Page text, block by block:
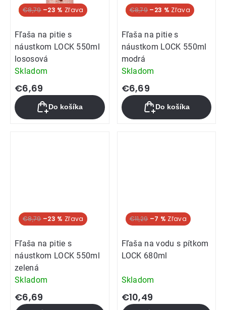
Akcia
€8,79 –23 %
Fľaša na pitie s
náustkom LOCK 550ml
lososová
Skladom
€6,69
Do košíka
Akcia
€8,79 –23 %
Fľaša na pitie s
náustkom LOCK 550ml
modrá
Skladom
€6,69
Do košíka
Akcia
€8,79 –23 %
Fľaša na pitie s
náustkom LOCK 550ml
zelená
Skladom
€6,69
€11,29 –7 %
Fľaša na vodu s pítkom
LOCK 680ml
Skladom
€10,49